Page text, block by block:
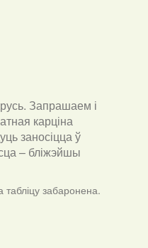
Запрашаем і
карціна
заносіцца ў
– бліжэйшы
табліцу забаронена.